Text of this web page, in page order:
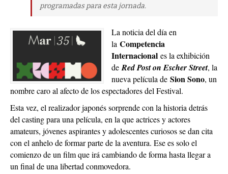
programadas para esta jornada.
La noticia del día en
la Competencia
Internacionales la exhibición
de Red Post on Escher Street, la
nueva película de Sion Sono, un
nombre caro al afecto de los espectadores del Festival.
Esta vez, el realizador japonés sorprende con la historia detrás
del casting para una película, en la que actrices y actores
amateurs, jóvenes aspirantes y adolescentes curiosos se dan cita
con el anhelo de formar parte de la aventura. Ese es solo el
comienzo de un film que irá cambiando de forma hasta llegar a
un final de una libertad conmovedora.